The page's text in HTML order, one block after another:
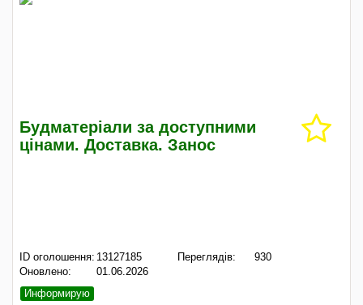
Будматеріали за доступними
цінами. Доставка. Занос
ID оголошення: 13127185
Оновлено:
01.06.2026
Переглядів: 930
Информирую